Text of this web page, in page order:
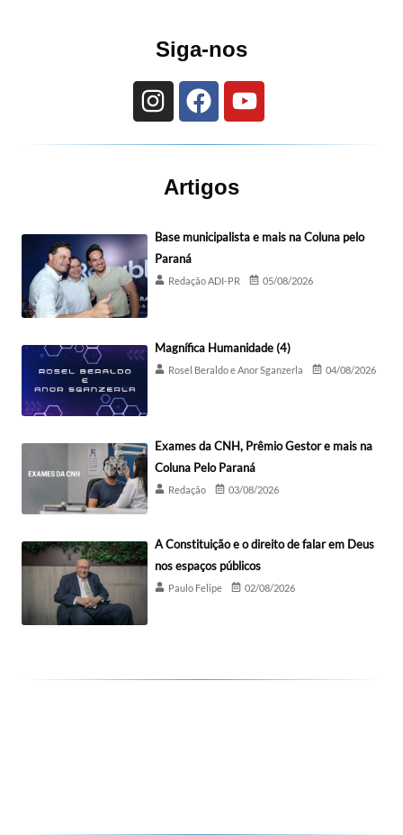
Siga-nos
Artigos
Base municipalista e mais na Coluna pelo
Paraná
Redação ADI-PR 05/08/2026
Magnífica Humanidade (4)
Rosel Beraldo e Anor Sganzerla 04/08/2026
Exames da CNH, Prêmio Gestor e mais na
Coluna Pelo Paraná
Redação 03/08/2026
A Constituição e o direito de falar em Deus
nos espaços públicos
Paulo Felipe 02/08/2026